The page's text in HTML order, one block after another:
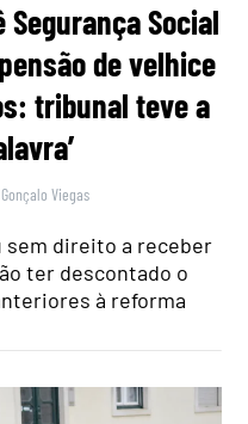
Segurança Social
de velhice
tribunal teve a
Gonçalo Viegas
sem direito a receber
ter descontado o
à reforma